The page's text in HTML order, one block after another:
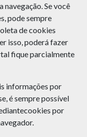
Se você
pode sempre
de cookies
isso, poderá fazer
fique parcialmente
informações por
é sempre possível
por